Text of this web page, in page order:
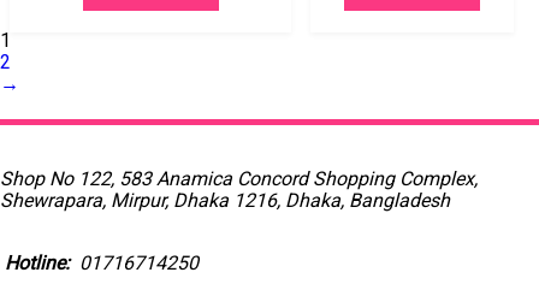
1
2
→
Shop No 122, 583 Anamica Concord Shopping Complex,
Shewrapara, Mirpur, Dhaka 1216, Dhaka, Bangladesh
Hotline: 01716714250